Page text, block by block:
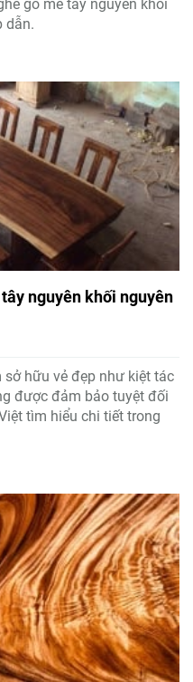
gỗ me tây nguyên khối
dẫn.
nguyên khối nguyên
hữu vẻ đẹp như kiệt tác
được đảm bảo tuyệt đối
tìm hiểu chi tiết trong